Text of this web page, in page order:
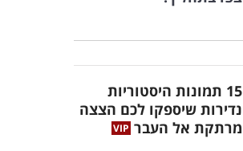
15 תמונות היסטוריות
נדירות שיספקו לכם הצצה
מרתקת אל העבר